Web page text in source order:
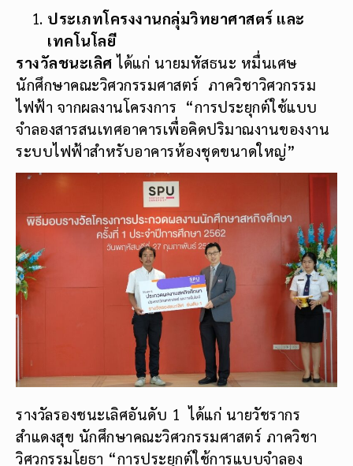
ประเภทโครงงานกลุ่มวิทยาศาสตร์ และ
เทคโนโลยี
รางวัลชนะเลิศ ได้แก่ นายมหัสธนะ หมื่นเศษ
นักศึกษาคณะวิศวกรรมศาสตร์ ภาควิชาวิศวกรรม
ไฟฟ้า จากผลงานโครงการ “การประยุกต์ใช้แบบ
จำลองสารสนเทศอาคารเพื่อคิดปริมาณงานของงาน
ระบบไฟฟ้าสำหรับอาคารห้องชุดขนาดใหญ่”
รางวัลรองชนะเลิศอันดับ 1 ได้แก่ นายวัชรากร
สำแดงสุข นักศึกษาคณะวิศวกรรมศาสตร์ ภาควิชา
วิศวกรรมโยธา “การประยุกต์ใช้การแบบจำลอง